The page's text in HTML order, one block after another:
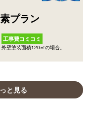
プラン
工事費コミコミ
外壁塗装面積120㎡の場合。
と見る